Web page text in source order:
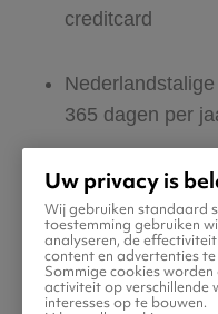
creditcard
365 dagen per
Zeker van veilig
Boek ook direct
in Brussel
Uw privacy is
Wij gebruiken standaard
toestemming gebruiken
analyseren, de
content en advertenties
Sommige cookies
activiteit op verschillende
interesses op te bouwen.